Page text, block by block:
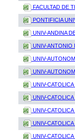
FACULTAD DE
PONTIFICIA
UNIV-ANDINA
UNIV-ANTONIO
UNIV-
UNIV-
UNIV-
UNIV-
UNIV-
UNIV-
UNIV-